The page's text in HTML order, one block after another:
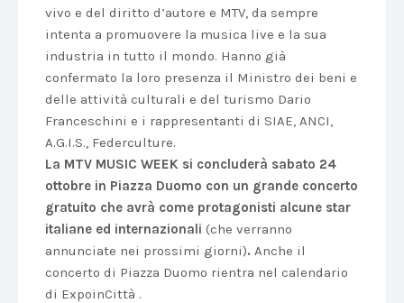
vivo e del diritto d’autore e MTV, da sempre
intenta a promuovere la musica live e la sua
industria in tutto il mondo. Hanno già
confermato la loro presenza il Ministro dei beni e
delle attività culturali e del turismo Dario
Franceschini e i rappresentanti di SIAE, ANCI,
A.G.I.S., Federculture.
La MTV MUSIC WEEK si concluderà sabato 24
ottobre in Piazza Duomo con un grande concerto
gratuito che avrà come protagonisti alcune star
italiane ed internazionali (che verranno
annunciate nei prossimi giorni). Anche il
concerto di Piazza Duomo rientra nel calendario
di ExpoinCittà .